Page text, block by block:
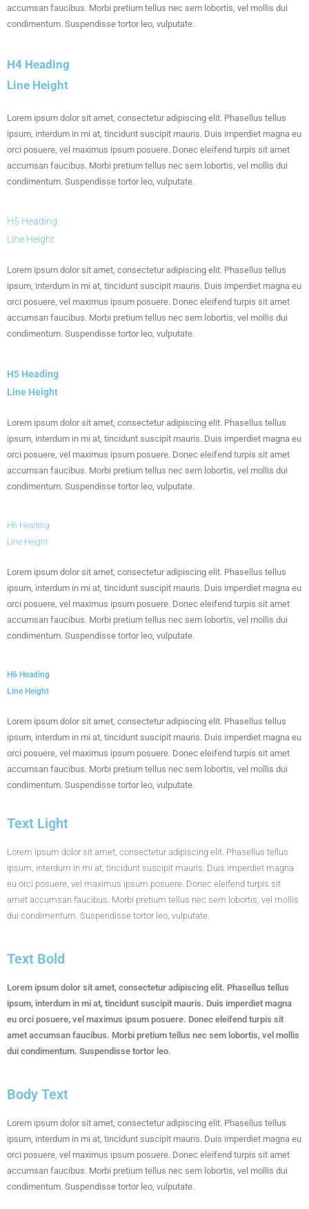
accumsan faucibus. Morbi pretium tellus nec sem lobortis, vel mollis dui
condimentum. Suspendisse tortor leo, vulputate.
H4 Heading
Line Height
Lorem ipsum dolor sit amet, consectetur adipiscing elit. Phasellus tellus
ipsum, interdum in mi at, tincidunt suscipit mauris. Duis imperdiet magna eu
orci posuere, vel maximus ipsum posuere. Donec eleifend turpis sit amet
accumsan faucibus. Morbi pretium tellus nec sem lobortis, vel mollis dui
condimentum. Suspendisse tortor leo, vulputate.
H5 Heading
Line Height
Lorem ipsum dolor sit amet, consectetur adipiscing elit. Phasellus tellus
ipsum, interdum in mi at, tincidunt suscipit mauris. Duis imperdiet magna eu
orci posuere, vel maximus ipsum posuere. Donec eleifend turpis sit amet
accumsan faucibus. Morbi pretium tellus nec sem lobortis, vel mollis dui
condimentum. Suspendisse tortor leo, vulputate.
H5 Heading
Line Height
Lorem ipsum dolor sit amet, consectetur adipiscing elit. Phasellus tellus
ipsum, interdum in mi at, tincidunt suscipit mauris. Duis imperdiet magna eu
orci posuere, vel maximus ipsum posuere. Donec eleifend turpis sit amet
accumsan faucibus. Morbi pretium tellus nec sem lobortis, vel mollis dui
condimentum. Suspendisse tortor leo, vulputate.
H6 Heading
Line Height
Lorem ipsum dolor sit amet, consectetur adipiscing elit. Phasellus tellus
ipsum, interdum in mi at, tincidunt suscipit mauris. Duis imperdiet magna eu
orci posuere, vel maximus ipsum posuere. Donec eleifend turpis sit amet
accumsan faucibus. Morbi pretium tellus nec sem lobortis, vel mollis dui
condimentum. Suspendisse tortor leo, vulputate.
H6 Heading
Line Height
Lorem ipsum dolor sit amet, consectetur adipiscing elit. Phasellus tellus
ipsum, interdum in mi at, tincidunt suscipit mauris. Duis imperdiet magna eu
orci posuere, vel maximus ipsum posuere. Donec eleifend turpis sit amet
accumsan faucibus. Morbi pretium tellus nec sem lobortis, vel mollis dui
condimentum. Suspendisse tortor leo, vulputate.
Text Light
Lorem ipsum dolor sit amet, consectetur adipiscing elit. Phasellus tellus
ipsum, interdum in mi at, tincidunt suscipit mauris. Duis imperdiet magna
eu orci posuere, vel maximus ipsum posuere. Donec eleifend turpis sit
amet accumsan faucibus. Morbi pretium tellus nec sem lobortis, vel mollis
dui condimentum. Suspendisse tortor leo, vulputate.
Text Bold
Lorem ipsum dolor sit amet, consectetur adipiscing elit. Phasellus tellus
ipsum, interdum in mi at, tincidunt suscipit mauris. Duis imperdiet magna
eu orci posuere, vel maximus ipsum posuere. Donec eleifend turpis sit
amet accumsan faucibus. Morbi pretium tellus nec sem lobortis, vel mollis
dui condimentum. Suspendisse tortor leo.
Body Text
Lorem ipsum dolor sit amet, consectetur adipiscing elit. Phasellus tellus
ipsum, interdum in mi at, tincidunt suscipit mauris. Duis imperdiet magna eu
orci posuere, vel maximus ipsum posuere. Donec eleifend turpis sit amet
accumsan faucibus. Morbi pretium tellus nec sem lobortis, vel mollis dui
condimentum. Suspendisse tortor leo, vulputate.